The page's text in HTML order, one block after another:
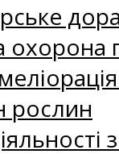
рослин